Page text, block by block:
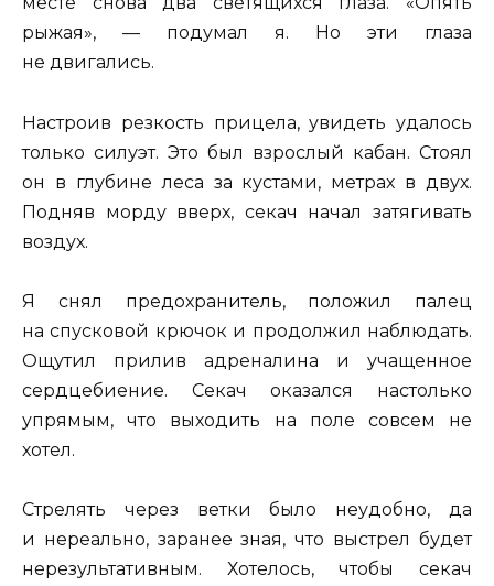
рыжая», — подумал я. Но эти глаза
не двигались.
Настроив резкость прицела, увидеть удалось
только силуэт. Это был взрослый кабан. Стоял
он в глубине леса за кустами, метрах в двух.
Подняв морду вверх, секач начал затягивать
воздух.
Я снял предохранитель, положил палец
на спусковой крючок и продолжил наблюдать.
Ощутил прилив адреналина и учащенное
сердцебиение. Секач оказался настолько
упрямым, что выходить на поле совсем не
хотел.
Стрелять через ветки было неудобно, да
и нереально, заранее зная, что выстрел будет
нерезультативным. Хотелось, чтобы секач